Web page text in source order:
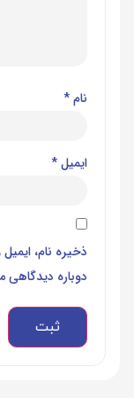
نام*
ایمیل*
ذخیره نام،
دوباره